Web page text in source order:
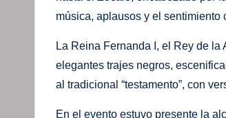
música, aplausos y el sentimiento
La Reina Fernanda I, el Rey de
elegantes trajes negros,
al tradicional “testamento”, con
En el evento estuvo presente la